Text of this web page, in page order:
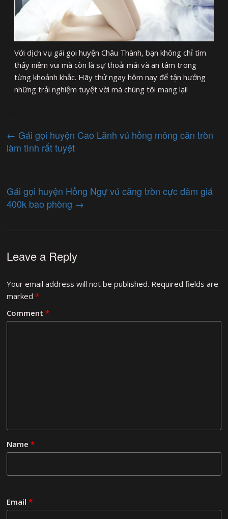
Với dịch vụ gái gọi huyện Châu Thành, bạn không chỉ tìm
thấy niềm vui mà còn là sự thoải mái và an tâm trong
từng khoảnh khắc. Hãy thử ngay hôm nay để tận hưởng
những trải nghiệm tuyệt vời mà chúng tôi mang lại!
← Gái gọi huyện Cao Lãnh vú hồng mông căn tròn
làm tình rất tuyệt
Gái gọi huyện Hồng Ngự vú căng tròn cực dâm giá
400k bao phòng →
Leave a Reply
Your email address will not be published. Required fields are
marked*
Comment*
Name*
Email*